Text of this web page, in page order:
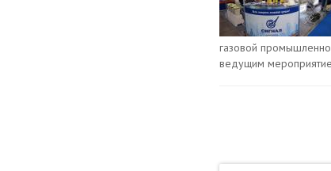
газовой
ведущим